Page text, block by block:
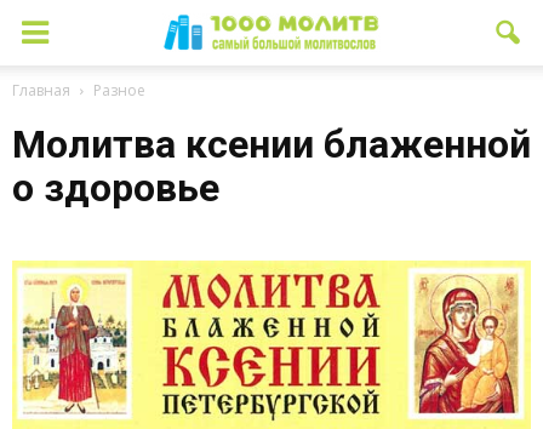
Главная Разное
Молитва ксении блаженной
о здоровье